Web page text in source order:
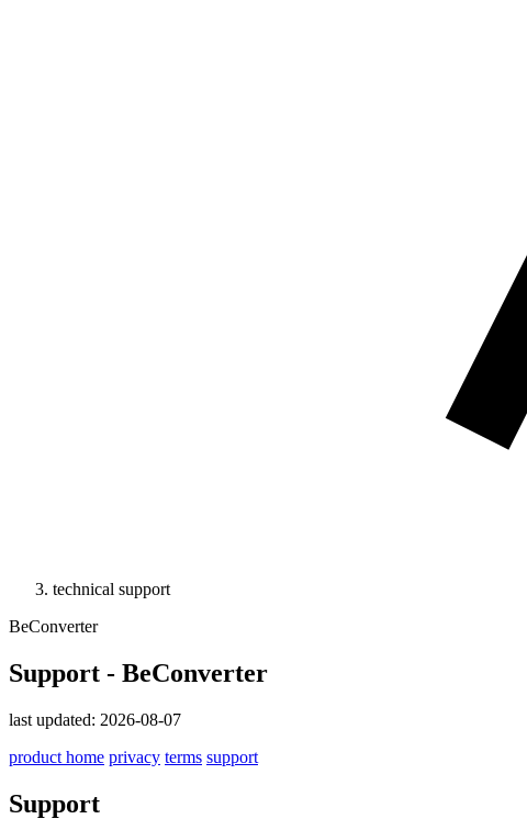
technical support
BeConverter
Support - BeConverter
last updated: 2026-08-07
product home privacy terms support
Support